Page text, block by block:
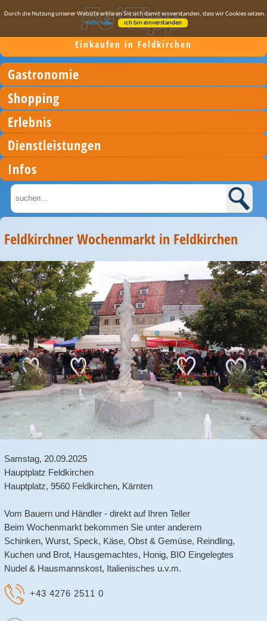
Durch die Nutzung unserer Website erklären Sie sich damit einverstanden, dass wir Cookies setzen.
mehr Info
ich bin einverstanden
Einkaufen in Feldkirchen
Gastronomie
Shopping
Erlebnis
Dienstleistungen
Infos
Feldkirchner Wochenmarkt in Feldkirchen
Samstag, 20.09.2025
Hauptplatz Feldkirchen
Hauptplatz, 9560 Feldkirchen, Kärnten
Vom Bauern und Händler - direkt auf Ihren Teller
Beim Wochenmarkt bekommen Sie unter anderem
Schinken, Wurst, Speck, Käse, Obst & Gemüse, Reindling,
Kuchen und Brot, Hausgemachtes, Honig, BIO Eingelegtes
Nudel & Hausmannskost, Italienisches u.v.m.
+43 4276 2511 0